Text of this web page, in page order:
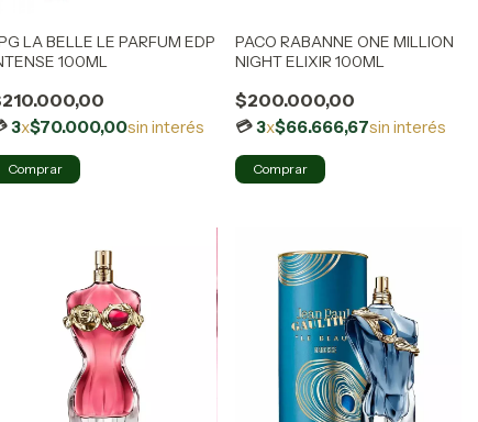
LA BELLE LE PARFUM EDP
100ML
3x$70.000,00sin interés
PACO RABANNE ONE MILLION
NIGHT ELIXIR 100ML
$200.000,00
3x$66.666,67sin interés